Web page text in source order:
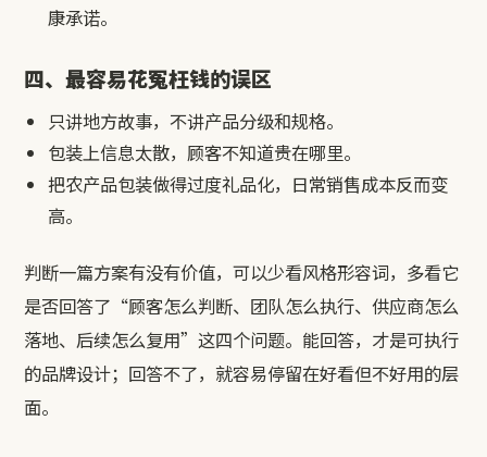
康承诺。
四、最容易花冤枉钱的误区
只讲地方故事，不讲产品分级和规格。
包装上信息太散，顾客不知道贵在哪里。
把农产品包装做得过度礼品化，日常销售成本反而变
高。
判断一篇方案有没有价值，可以少看风格形容词，多看它
是否回答了“顾客怎么判断、团队怎么执行、供应商怎么
落地、后续怎么复用”这四个问题。能回答，才是可执行
的品牌设计；回答不了，就容易停留在好看但不好用的层
面。